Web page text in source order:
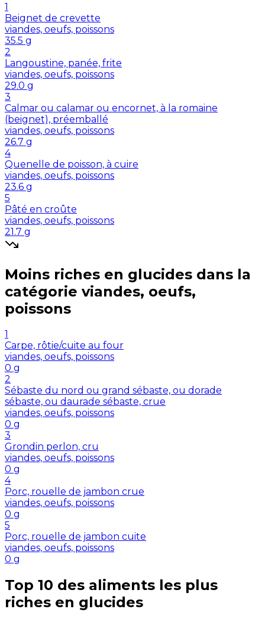
1
Beignet de crevette
viandes, oeufs, poissons
35.5 g
2
Langoustine, panée, frite
viandes, oeufs, poissons
29.0 g
3
Calmar ou calamar ou encornet, à la romaine
(beignet), préemballé
viandes, oeufs, poissons
26.7 g
4
Quenelle de poisson, à cuire
viandes, oeufs, poissons
23.6 g
5
Pâté en croûte
viandes, oeufs, poissons
21.7 g
Moins riches en glucides dans la
catégorie viandes, oeufs,
poissons
1
Carpe, rôtie/cuite au four
viandes, oeufs, poissons
0 g
2
Sébaste du nord ou grand sébaste, ou dorade
sébaste, ou daurade sébaste, crue
viandes, oeufs, poissons
0 g
3
Grondin perlon, cru
viandes, oeufs, poissons
0 g
4
Porc, rouelle de jambon crue
viandes, oeufs, poissons
0 g
5
Porc, rouelle de jambon cuite
viandes, oeufs, poissons
0 g
Top 10 des aliments les plus
riches en glucides